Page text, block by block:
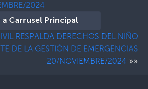
2024
a Carrusel Principal
RESPALDA DERECHOS DEL NIÑO
DE LA GESTIÓN DE EMERGENCIAS
20/NOVIEMBRE/2024 »»